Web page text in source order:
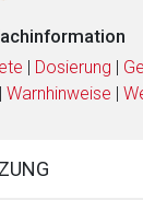
| Dosierung |
| Warnhinweise |